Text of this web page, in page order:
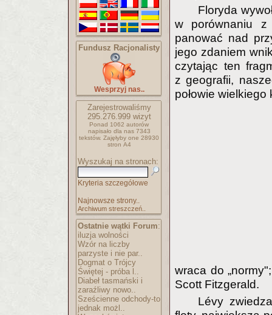
Fundusz Racjonalisty
Wesprzyj nas..
Zarejestrowaliśmy
295.276.999wizyt
Ponad 1062 autorów
napisało dla nas 7343
tekstów. Zajęłyby one 28930
stron A4
Wyszukaj na stronach:
Kryteria szczegółowe
Najnowsze strony..
Archiwum streszczeń..
Ostatnie wątki Forum:
iluzja wolności
Wzór na liczby
parzyste i nie par..
Dogmat o Trójcy
Świętej - próba l..
Diabeł tasmański i
zaraźliwy nowo..
Sześcienne odchody-to
jednak możl..
Floryda
w porównaniu z
panować nad
jego zdaniem
czytając ten
z geografii,
połowie
wraca do
Scott Fitzgerald.
Lévy